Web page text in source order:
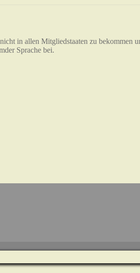
in allen Mitgliedstaaten zu bekommen
Sprache bei.